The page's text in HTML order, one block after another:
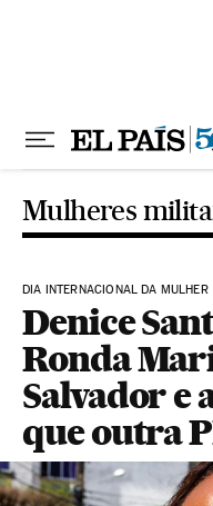
Mulheres
DIA INTERNACIONAL DA MULHER
Denice
Ronda
Salvador e
que outra